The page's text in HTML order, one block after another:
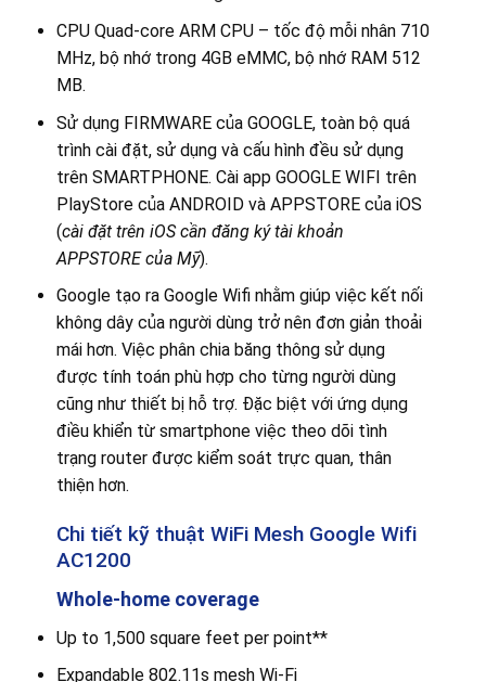
CPU Quad-core ARM CPU – tốc độ mỗi nhân 710
MHz, bộ nhớ trong 4GB eMMC, bộ nhớ RAM 512
MB.
Sử dụng FIRMWARE của GOOGLE, toàn bộ quá
trình cài đặt, sử dụng và cấu hình đều sử dụng
trên SMARTPHONE. Cài app GOOGLE WIFI trên
PlayStore của ANDROID và APPSTORE của iOS
(cài đặt trên iOS cần đăng ký tài khoản
APPSTORE của Mỹ).
Google tạo ra Google Wifi nhằm giúp việc kết nối
không dây của người dùng trở nên đơn giản thoải
mái hơn. Việc phân chia băng thông sử dụng
được tính toán phù hợp cho từng người dùng
cũng như thiết bị hỗ trợ. Đặc biệt với ứng dụng
điều khiển từ smartphone việc theo dõi tình
trạng router được kiểm soát trực quan, thân
thiện hơn.
Chi tiết kỹ thuật WiFi Mesh Google Wifi
AC1200
Whole-home coverage
Up to 1,500 square feet per point**
Expandable 802.11s mesh Wi-Fi